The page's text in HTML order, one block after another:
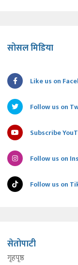
सोसल मिडिया
Like us on
Follow us on
Subscribe
Follow us on
Follow us on
सेतोपाटी
गृहपृष्ठ